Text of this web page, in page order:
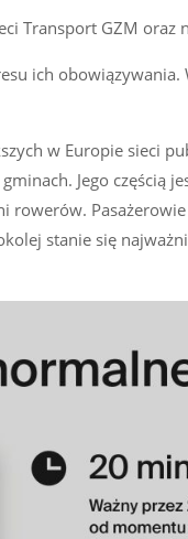
Transport GZM oraz
ich
w Europie sieci
Jego częścią
rowerów.
stanie się